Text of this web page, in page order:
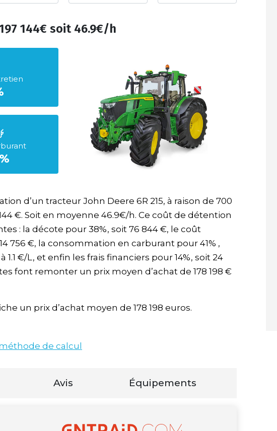
144€ soit 46.9€/h
d’un tracteur John Deere 6R 215, à raison de 700
€. Soit en moyenne 46.9€/h. Ce coût de détention
: la décote pour 38%, soit 76 844 €, le coût
756 €, la consommation en carburant pour 41% ,
1.1 €/L, et enfin les frais financiers pour 14%, soit 24
font remonter un prix moyen d’achat de 178 198 €
un prix d’achat moyen de 178 198 euros.
de calcul
Avis Équipements